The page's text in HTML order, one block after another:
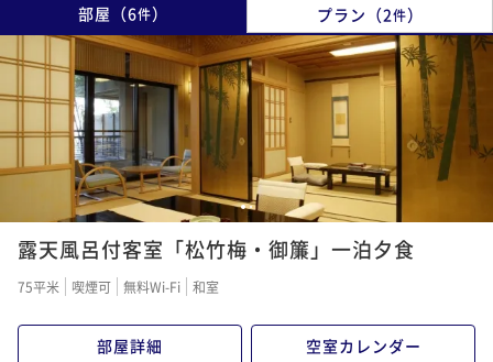
部屋 （6件） プラン （2件）
12
露天風呂付客室「松竹梅・御簾」一泊夕食
75平米 喫煙可 無料Wi-Fi 和室
部屋詳細 空室カレンダー